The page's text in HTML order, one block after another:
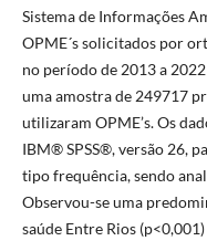
Sistema de Informações
OPME´s solicitados por
no período de 2013 a
uma amostra de 249717
utilizaram OPME’s. Os
IBM® SPSS®, versão 26,
tipo frequência, sendo
Observou-se uma
saúde Entre Rios